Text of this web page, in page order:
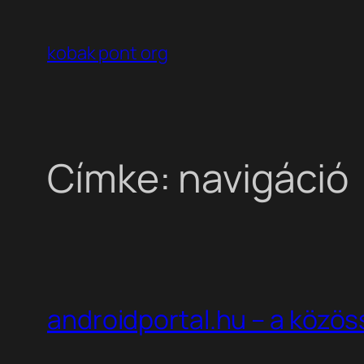
tartalomhoz
kobak pont org
Címke: navigáció
androidportal.hu – a